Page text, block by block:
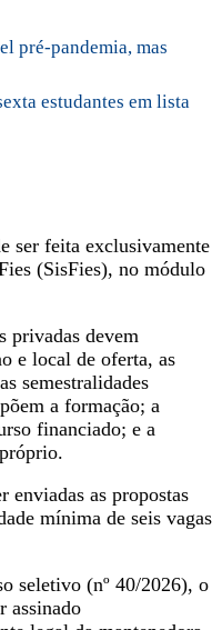
pré-pandemia, mas
estudantes em lista
ser feita exclusivamente
(SisFies), no módulo
privadas devem
e local de oferta, as
semestralidades
a formação; a
financiado; e a
enviadas as propostas
mínima de seis vagas
seletivo (nº 40/2026), o
assinado